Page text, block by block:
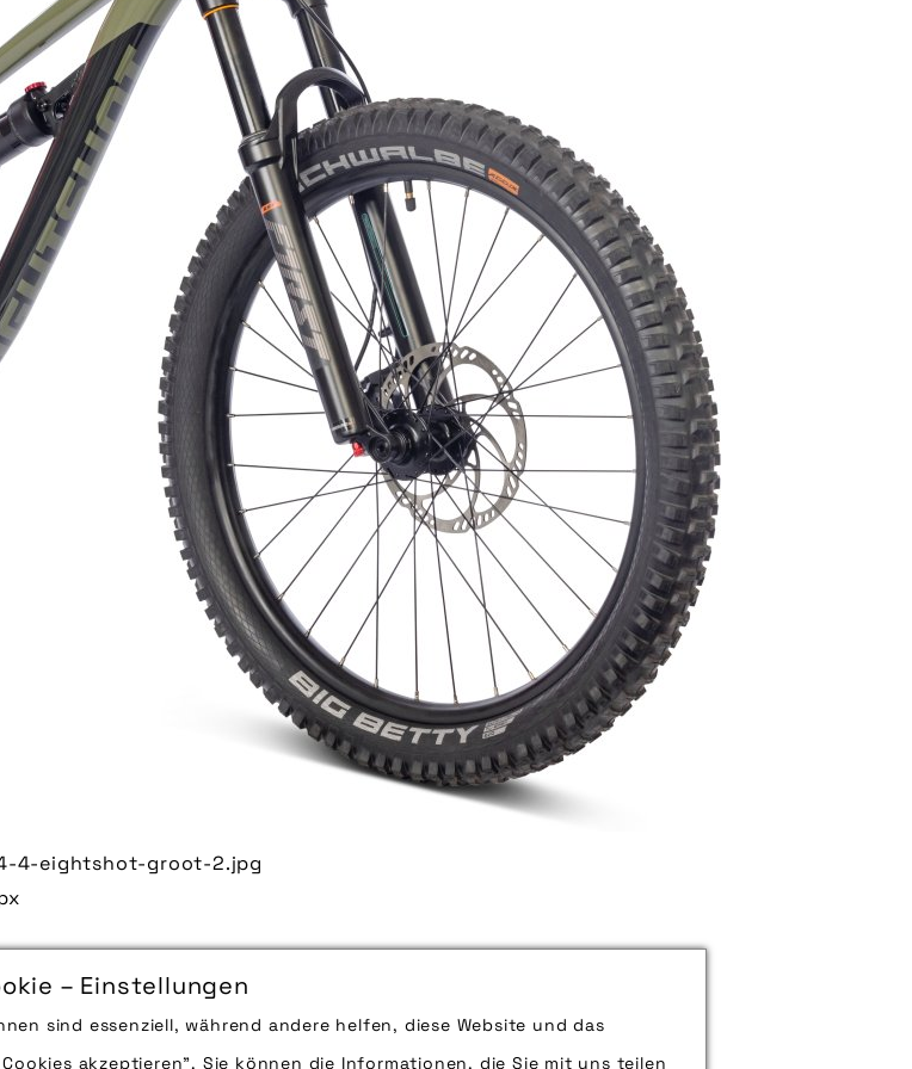
– Einstellungen
sind essenziell, während andere helfen, diese Website und das
akzeptieren". Sie können die Informationen, die Sie mit uns teilen
4-eightshot-groot-2.jpg
MTB „Groot“ der Marke Eightshot kommt mit 24-Zoll-Laufrädern
Zoll umgerüstet werden.